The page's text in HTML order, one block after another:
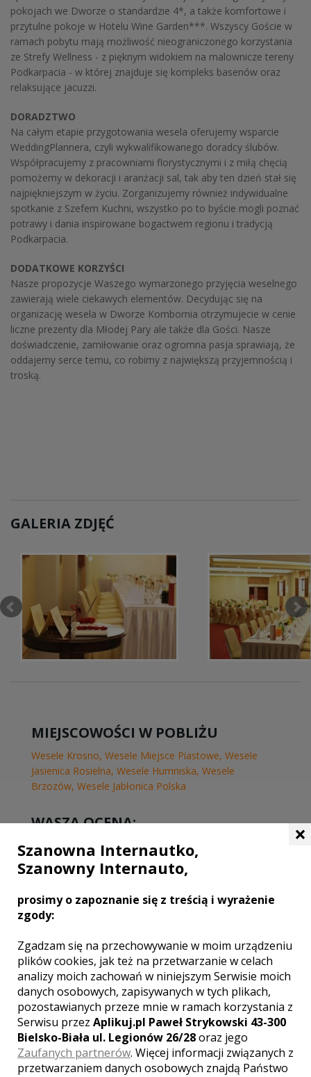
pokojach we Dworze o standardzie 4*, a także komfortowe i
przytulne pokoje w Hotelu Wine Garden***. Wszyscy Goście w
ramach pobytu mają możliwość nieograniczonego korzystania
ze Strefy Wellness - z pięknym widokiem na malownicze tereny
Podkarpacia - w której znajduje się kompleks basenów oraz
relaksujące jacuzzi.
DORADZTWO
Na całym etapie przygotowania wesela oferujemy wsparcie
WeddingPlannera, czyli wykwalifikowanego doradcy ślubów.
Współpracujemy z pracowniami florystycznymi i z miłą chęcią
pomożemy w dekoracji i aranżacji sal, tak aby ten dzień stał się
najpiękniejszym w życiu. Zorganizujemy również indywidualne
spotkanie z Szefem Kuchni, wszystko po to byście mogli poznać
potrawy i dania inspirowane bogactwem regionu i tradycją
Podkarpacia.
DODATKOWE KORZYŚCI
Nasze propozycje Waszego wymarzonego przyjęcia weselnego
zawierają wiele ciekawych elementów. Decydując się na
organizację wesela w Dworze Kombornia otrzymujecie w cenie
liczne prezenty dla Młodej Pary ale także dla Gości. Nasze
doświadczenie, zamiłowanie oraz ogromna pasja sprawiają, że
oddajemy serce temu, co robimy z największą przyjemnością i
troską.
GALERIA ZDJĘĆ
MIEJSCOWOŚCI W POBLIŻU
Wesele Krosno, Wesele Miejsce Piastowe, Wesele
Jasienica Rosielna, Wesele Humniska, Wesele
Brzozów, Wesele Jabłonica Polska
WASZA OCENA:
4.73 | głosów:
SKONTAKTUJ SIĘ Z LOKALEM,
OTRZYMASZ WYJĄTKOWĄ OFERTĘ
×
Szanowna Internautko,
Szanowny Internauto,
prosimy o zapoznanie się z treścią i wyrażenie
zgody:
Zgadzam się na przechowywanie w moim urządzeniu
plików cookies, jak też na przetwarzanie w celach
analizy moich zachowań w niniejszym Serwisie moich
danych osobowych, zapisywanych w tych plikach,
pozostawianych przeze mnie w ramach korzystania z
Serwisu przez Aplikuj.pl Paweł Strykowski 43-300
Bielsko-Biała ul. Legionów 26/28oraz jego
Zaufanych partnerów. Więcej informacji związanych z
przetwarzaniem danych osobowych znajdą Państwo